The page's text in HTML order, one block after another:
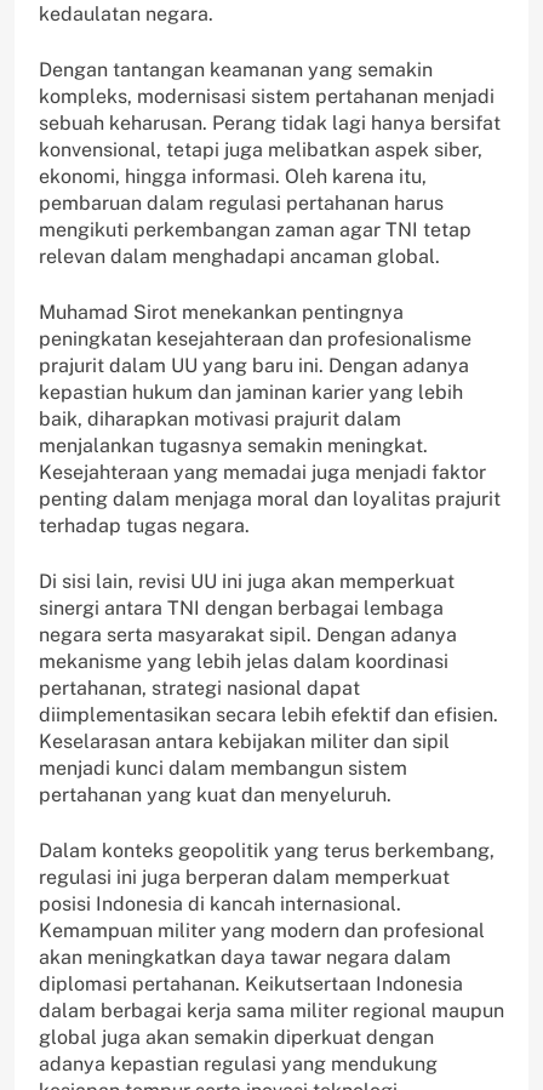
kedaulatan negara.
Dengan tantangan keamanan yang semakin
kompleks, modernisasi sistem pertahanan menjadi
sebuah keharusan. Perang tidak lagi hanya bersifat
konvensional, tetapi juga melibatkan aspek siber,
ekonomi, hingga informasi. Oleh karena itu,
pembaruan dalam regulasi pertahanan harus
mengikuti perkembangan zaman agar TNI tetap
relevan dalam menghadapi ancaman global.
Muhamad Sirot menekankan pentingnya
peningkatan kesejahteraan dan profesionalisme
prajurit dalam UU yang baru ini. Dengan adanya
kepastian hukum dan jaminan karier yang lebih
baik, diharapkan motivasi prajurit dalam
menjalankan tugasnya semakin meningkat.
Kesejahteraan yang memadai juga menjadi faktor
penting dalam menjaga moral dan loyalitas prajurit
terhadap tugas negara.
Di sisi lain, revisi UU ini juga akan memperkuat
sinergi antara TNI dengan berbagai lembaga
negara serta masyarakat sipil. Dengan adanya
mekanisme yang lebih jelas dalam koordinasi
pertahanan, strategi nasional dapat
diimplementasikan secara lebih efektif dan efisien.
Keselarasan antara kebijakan militer dan sipil
menjadi kunci dalam membangun sistem
pertahanan yang kuat dan menyeluruh.
Dalam konteks geopolitik yang terus berkembang,
regulasi ini juga berperan dalam memperkuat
posisi Indonesia di kancah internasional.
Kemampuan militer yang modern dan profesional
akan meningkatkan daya tawar negara dalam
diplomasi pertahanan. Keikutsertaan Indonesia
dalam berbagai kerja sama militer regional maupun
global juga akan semakin diperkuat dengan
adanya kepastian regulasi yang mendukung